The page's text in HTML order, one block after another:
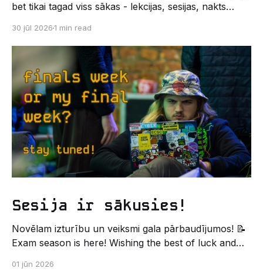
bet tikai tagad viss sākas - lekcijas, sesijas, nakts
Un kas gan būtu labāks veids, kā iepazīt savu jauno
dzīvi LU EZTF datoriķu vidē, par došanos uz
leģendāro “Sējienu”? 🐱 Šī pirmsaristoteļa nometne
palīdzēs tev iegūt pirmos draugus, ieskatu studenta
30 jūl 20261 min read
Sesija ir sākusies!
Novēlam izturību un veiksmi gala pārbaudījumos! 📝
Exam season is here! Wishing the best of luck and
pašpārvaldes komunikācijas virziens
01 jūn 2026